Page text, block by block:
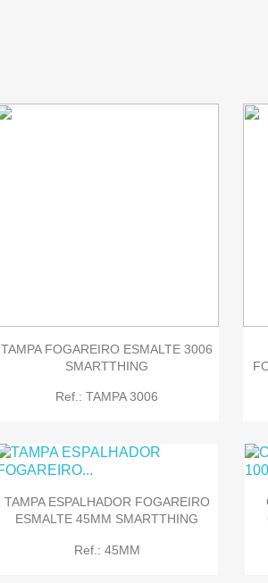
TAMPA FOGAREIRO ESMALTE 3006
SMARTTHING
Ref.: TAMPA 3006
 Quick view
TAMPA ESPALHADOR FOGAREIRO
ESMALTE 45MM SMARTTHING
Ref.: 45MM